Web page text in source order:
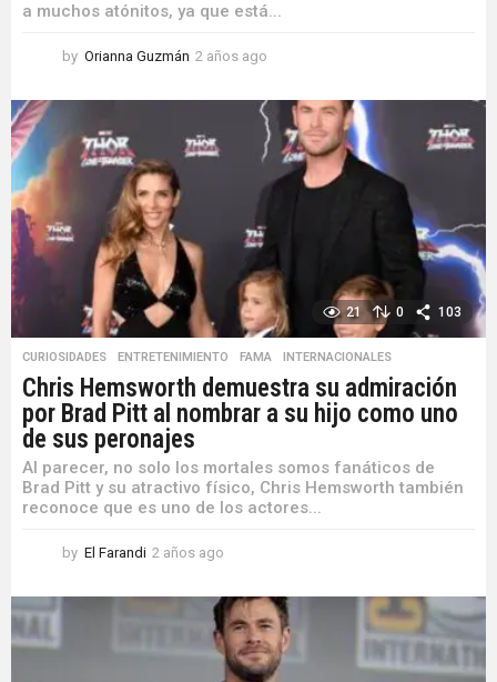
a muchos atónitos, ya que está...
by Orianna Guzmán 2 años ago
ñ
o
s
g
21 0 103
CURIOSIDADES ,ENTRETENIMIENTO ,FAMA INTERNACIONALES
Chris Hemsworth demuestra su admiración
por Brad Pitt al nombrar a su hijo como uno
de sus peronajes
Al parecer, no solo los mortales somos fanáticos de
Brad Pitt y su atractivo físico, Chris Hemsworth también
reconoce que es uno de los actores...
by El Farandi 2 años ago
ñ
o
a